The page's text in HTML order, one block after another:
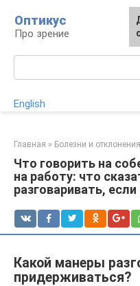
контенту
Оптикус
Про зрение
English
Главная » Болезни и отклонения
Что говорить на
на работу: что
разговаривать,
Какой манеры
придерживаться?